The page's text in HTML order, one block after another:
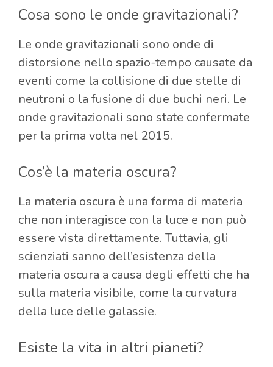
Cosa sono le onde gravitazionali?
Le onde gravitazionali sono onde di
distorsione nello spazio-tempo causate da
eventi come la collisione di due stelle di
neutroni o la fusione di due buchi neri. Le
onde gravitazionali sono state confermate
per la prima volta nel 2015.
Cos’è la materia oscura?
La materia oscura è una forma di materia
che non interagisce con la luce e non può
essere vista direttamente. Tuttavia, gli
scienziati sanno dell’esistenza della
materia oscura a causa degli effetti che ha
sulla materia visibile, come la curvatura
della luce delle galassie.
Esiste la vita in altri pianeti?